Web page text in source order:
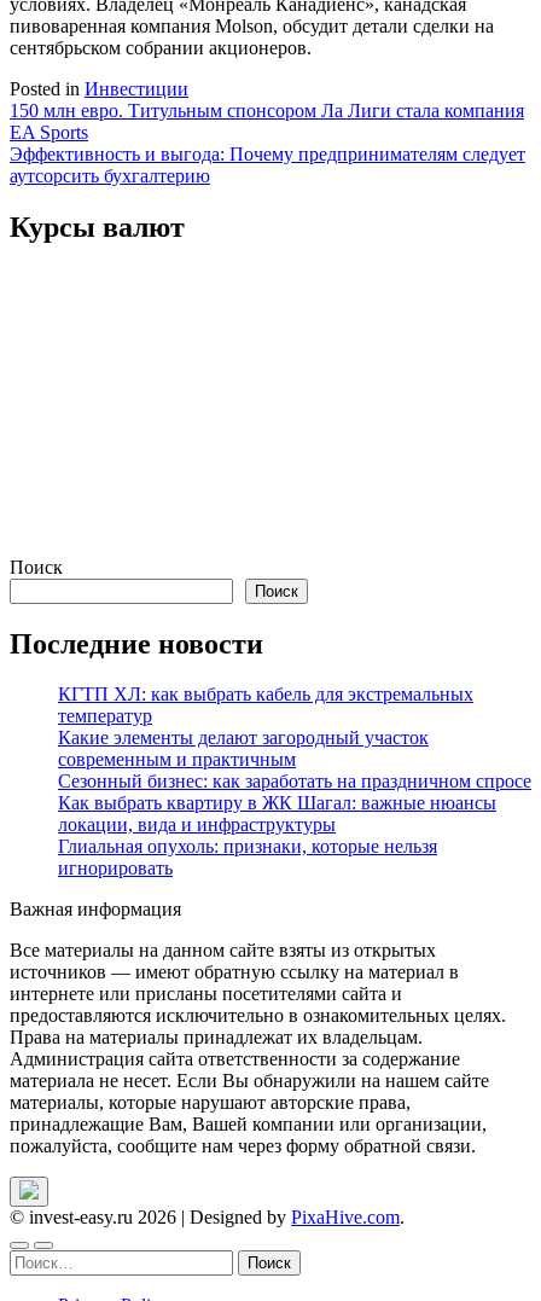
пивоваренная компания Molson, обсудит детали сделки на
сентябрьском собрании акционеров.
Posted in Инвестиции
Навигация
по
записям
150 млн евро. Титульным спонсором Ла Лиги стала компания
EA Sports
Эффективность и выгода: Почему предпринимателям следует
аутсорсить бухгалтерию
Курсы валют
Поиск
Поиск
Последние новости
КГТП ХЛ: как выбрать кабель для экстремальных
температур
Какие элементы делают загородный участок
современным и практичным
Сезонный бизнес: как заработать на праздничном спросе
Как выбрать квартиру в ЖК Шагал: важные нюансы
локации, вида и инфраструктуры
Глиальная опухоль: признаки, которые нельзя
игнорировать
Важная информация
Все материалы на данном сайте взяты из открытых
источников — имеют обратную ссылку на материал в
интернете или присланы посетителями сайта и
предоставляются исключительно в ознакомительных целях.
Права на материалы принадлежат их владельцам.
Администрация сайта ответственности за содержание
материала не несет. Если Вы обнаружили на нашем сайте
материалы, которые нарушают авторские права,
принадлежащие Вам, Вашей компании или организации,
пожалуйста, сообщите нам через форму обратной связи.
© invest-easy.ru 2026 | Designed by PixaHive.com.
Найти: